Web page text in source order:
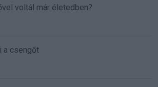
voltál már életedben?
a csengőt